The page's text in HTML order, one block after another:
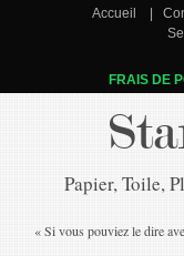
Accueil
FRAIS DE
Papier, Toile,
« Si vous pouviez le dire